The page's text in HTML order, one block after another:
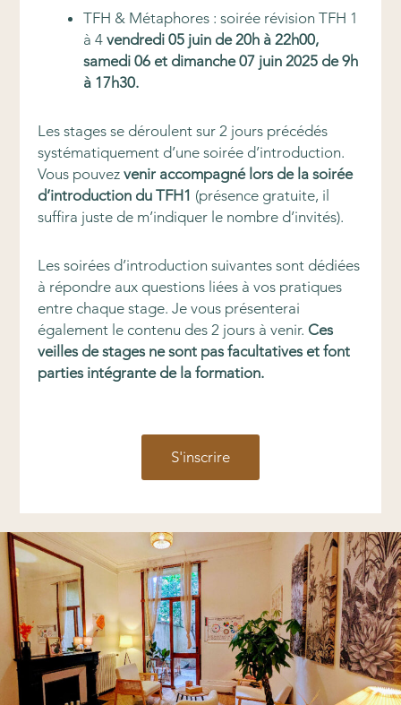
TFH & Métaphores : soirée révision TFH 1
à 4vendredi 05 juin de 20h à 22h00,
samedi 06 et dimanche 07 juin 2025 de 9h
à 17h30.
Les stages se déroulent sur 2 jours précédés
systématiquement d’une soirée d’introduction.
Vous pouvezvenir accompagné lors de la soirée
d’introduction du TFH1 (présence gratuite, il
suffira juste de m’indiquer le nombre d’invités).
Les soirées d’introduction suivantes sont dédiées
à répondre aux questions liées à vos pratiques
entre chaque stage. Je vous présenterai
également le contenu des 2 jours à venir.Ces
veilles de stages ne sont pas facultatives et font
parties intégrante de la formation.
S'inscrire